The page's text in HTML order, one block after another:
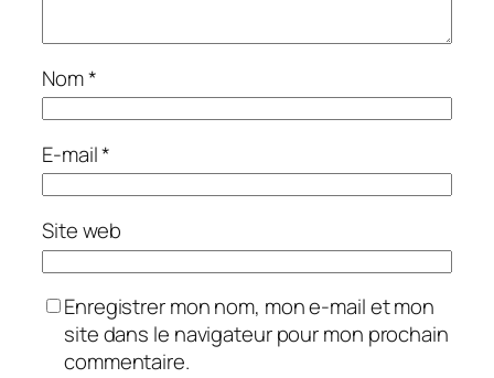
Nom*
E-mail*
Site web
Enregistrer mon nom, mon e-mail et mon
site dans le navigateur pour mon prochain
commentaire.